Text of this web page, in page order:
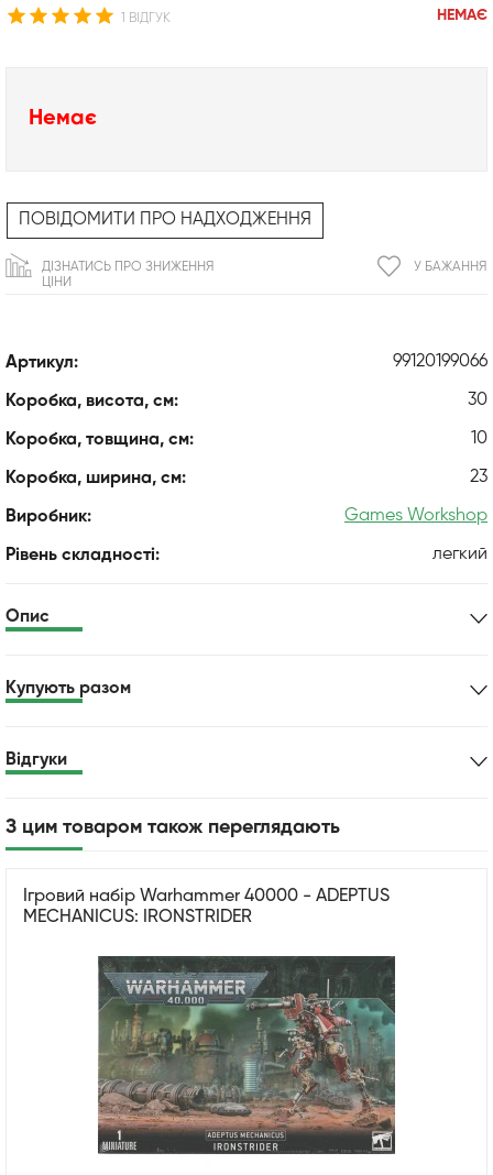
1 ВІДГУК НЕМАЄ
Артикул: 99120199066
Коробка, висота, см: 30
Коробка, товщина, см: 10
Коробка, ширина, см: 23
Виробник: Games Workshop
Рівень складності: легкий
Немає
ПОВІДОМИТИ ПРО НАДХОДЖЕННЯ
У БАЖАННЯ
ДІЗНАТИСЬ ПРО ЗНИЖЕННЯ
ЦІНИ
Опис
Купують разом
Відгуки
З цим товаром також переглядають
Ігровий набір Warhammer 40000 - ADEPTUS
MECHANICUS: IRONSTRIDER